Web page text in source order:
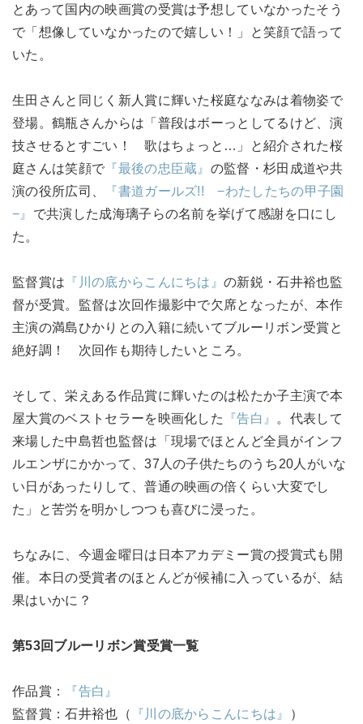
とあって国内の映画賞の受賞は予想していなかったそう
で「想像していなかったので嬉しい！」と笑顔で語って
いた。
生田さんと同じく新人賞に輝いた桜庭ななみは着物姿で
登場。鶴瓶さんからは「普段はボーっとしてるけど、演
技させるとすごい！ 歌はちょっと…」と紹介された桜
庭さんは笑顔で 『最後の忠臣蔵』 の監督・杉田成道や共
演の役所広司、
『書道ガールズ!! −わたしたちの甲子園
−』 で共演した成海璃子らの名前を挙げて感謝を口にし
た。
監督賞は 『川の底からこんにちは』の新鋭・石井裕也監
督が受賞。監督は次回作撮影中で欠席となったが、本作
主演の満島ひかりとの入籍に続いてブルーリボン受賞と
絶好調！ 次回作も期待したいところ。
そして、栄えある作品賞に輝いたのは松たか子主演で本
屋大賞のベストセラーを映画化した
『告白』 。代表して
来場した中島哲也監督は「現場でほとんど全員がインフ
ルエンザにかかって、37人の子供たちのうち20人がいな
い日があったりして、普通の映画の倍くらい大変でし
た」と苦労を明かしつつも喜びに浸った。
ちなみに、今週金曜日は日本アカデミー賞の授賞式も開
催。本日の受賞者のほとんどが候補に入っているが、結
果はいかに？
第53回ブルーリボン賞受賞一覧
作品賞：
『告白』
監督賞：石井裕也（
『川の底からこんにちは』 ）